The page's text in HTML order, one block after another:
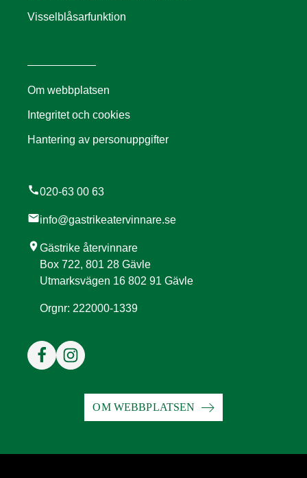
Visselblåsarfunktion
Om webbplatsen
Integritet och cookies
Hantering av personuppgifter
call020-63 00 63
mailinfo@gastrikeatervinnare.se
location_onGästrike återvinnare
Box 722, 801 28 Gävle
Utmarksvägen 16 802 91 Gävle
Orgnr: 222000-1339
OM WEBBPLATSEN